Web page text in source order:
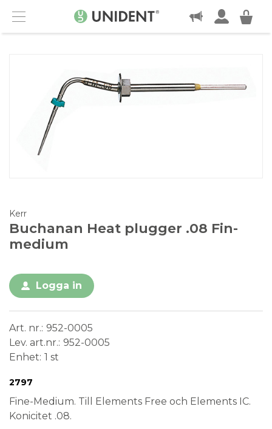
Menu
KONTAKT
Kerr
Buchanan Heat plugger .08 Fin-
medium
Logga in
Art. nr. 952-0005
Lev. art.nr. 952-0005
Enhet 1 st
Medical Device
2797
Fine-Medium. Till Elements Free och Elements IC.
Konicitet .08.